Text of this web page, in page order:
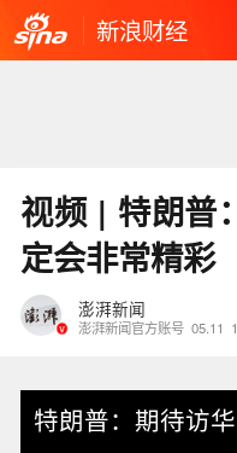
新浪财经
视频 | 特朗普
定会非常精彩
澎湃新闻
澎湃新闻官方账号 05.11
特朗普：期待访